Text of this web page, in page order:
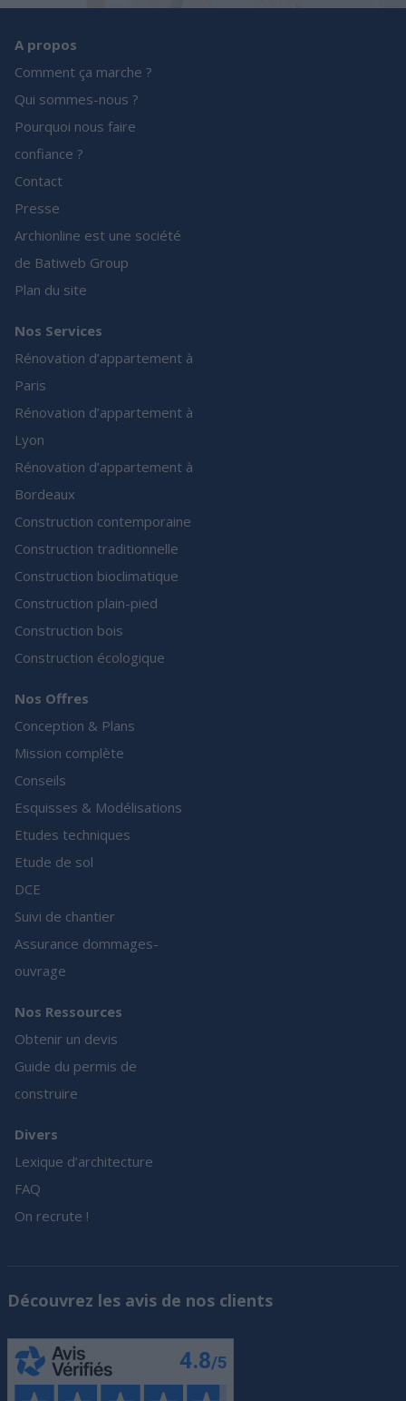
A propos
Comment ça marche ?
Qui sommes-nous ?
Pourquoi nous faire
confiance ?
Contact
Presse
Archionline est une société
de Batiweb Group
Plan du site
Nos Services
Rénovation d’appartement à
Paris
Rénovation d’appartement à
Lyon
Rénovation d’appartement à
Bordeaux
Construction contemporaine
Construction traditionnelle
Construction bioclimatique
Construction plain-pied
Construction bois
Construction écologique
Nos Offres
Conception & Plans
Mission complète
Conseils
Esquisses & Modélisations
Etudes techniques
Etude de sol
DCE
Suivi de chantier
Assurance dommages-
ouvrage
Nos Ressources
Obtenir un devis
Guide du permis de
construire
Divers
Lexique d’architecture
FAQ
On recrute !
Découvrez les avis de nos clients